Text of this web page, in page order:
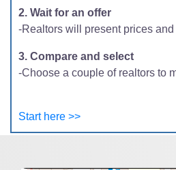
2. Wait for an offer
-Realtors will present prices
3. Compare and select
-Choose a couple of realtors to
Start here >>